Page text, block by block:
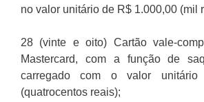
no valor unitário de R$ 1.000,00 (mil
28 (vinte e oito) Cartão vale-
Mastercard, com a função de
carregado com o valor
(quatrocentos reais);